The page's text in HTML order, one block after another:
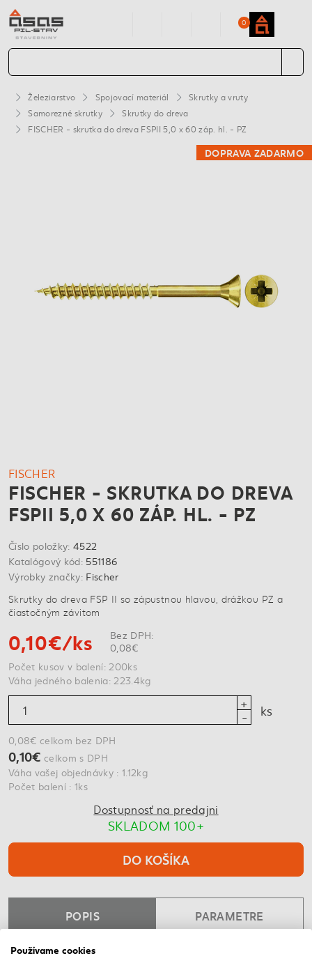
0
Železiarstvo Spojovací materiál
Skrutky a vruty
Samorezné skrutky
Skrutky do dreva
FISCHER - skrutka do dreva FSPII 5,0 x 60 záp. hl. - PZ
DOPRAVA ZADARMO
FISCHER
FISCHER - SKRUTKA DO DREVA
FSPII 5,0 X 60 ZÁP. HL. - PZ
Číslo položky: 4522
Katalógový kód:551186
Výrobky značky: Fischer
Skrutky do dreva FSP II so zápustnou hlavou, drážkou PZ a
čiastočným závitom
0,10€/ks
Bez DPH:
0,08€
Počet kusov v balení: 200ks
Váha jedného balenia: 223.4kg
ks
0,08€ celkom bez DPH
0,10€ celkom s DPH
Váha vašej objednávky : 1.12kg
Počet balení : 1ks
Dostupnosť na predajni
SKLADOM 100+
DO KOŠÍKA
POPIS PARAMETRE
fischer FSP II CZP YC je skrutka z žltého zinku do dreva so
Používame cookies